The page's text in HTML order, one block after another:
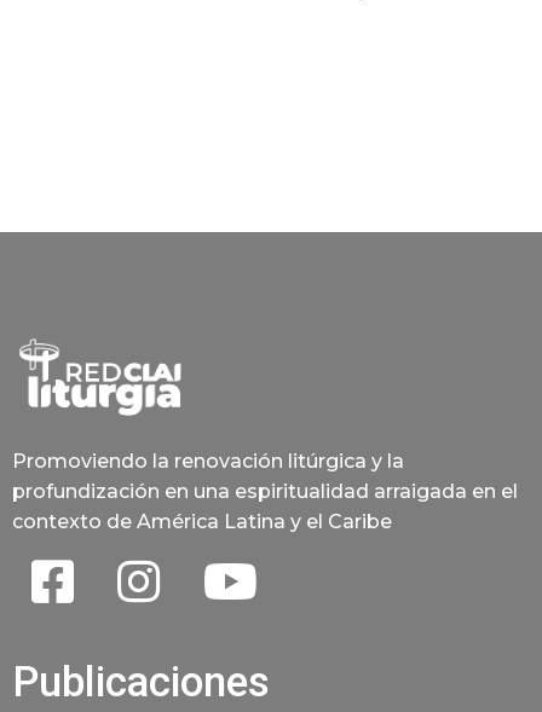
Promoviendo la renovación litúrgica y la
profundización en una espiritualidad arraigada en el
contexto de América Latina y el Caribe
Publicaciones